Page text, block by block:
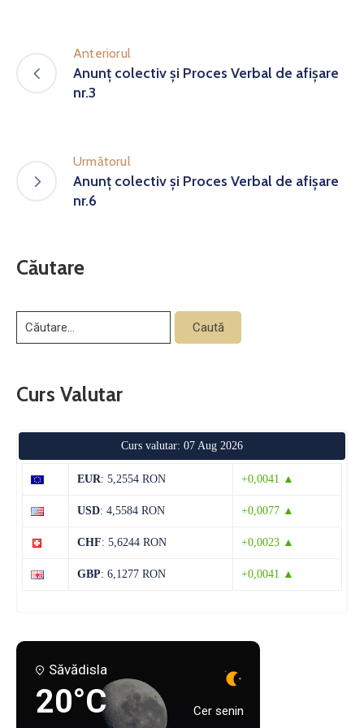
Anteriorul
Anunț colectiv şi Proces Verbal de afişare
nr.3
Următorul
Anunț colectiv şi Proces Verbal de afişare
nr.6
Căutare
Curs Valutar
Curs valutar: 07 Aug 2026
EUR: 5,2554 RON +0,0041 ▲
USD: 4,5584 RON +0,0077 ▲
CHF: 5,6244 RON +0,0023 ▲
GBP: 6,1277 RON +0,0041 ▲
Săvădisla
20°C Cer senin